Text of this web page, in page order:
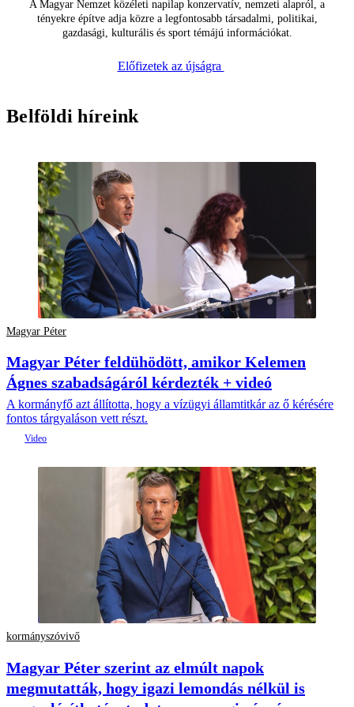
A Magyar Nemzet közéleti napilap konzervatív, nemzeti alapról, a
tényekre építve adja közre a legfontosabb társadalmi, politikai,
gazdasági, kulturális és sport témájú információkat.
Előfizetek az újságra
Belföldi híreink
Magyar Péter
Magyar Péter feldühödött, amikor Kelemen
Ágnes szabadságáról kérdezték + videó
A kormányfő azt állította, hogy a vízügyi államtitkár az ő kérésére
fontos tárgyaláson vett részt.
kormányszóvivő
Magyar Péter szerint az elmúlt napok
megmutatták, hogy igazi lemondás nélkül is